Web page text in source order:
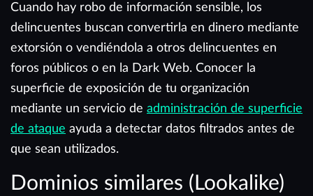
Cuando hay robo de información sensible, los
delincuentes buscan convertirla en dinero mediante
extorsión o vendiéndola a otros delincuentes en
foros públicos o en la Dark Web. Conocer la
superficie de exposición de tu organización
mediante un servicio de administración de superficie
de ataque ayuda a detectar datos filtrados antes de
que sean utilizados.
Dominios similares (Lookalike)